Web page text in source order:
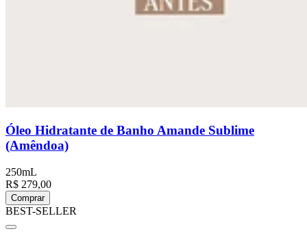
Óleo Hidratante de Banho Amande Sublime
(Amêndoa)
250mL
R$ 279,00
Comprar
BEST-SELLER